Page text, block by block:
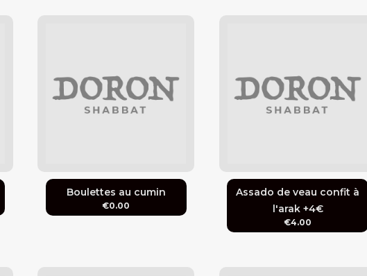
Boulettes au cumin
€0.00
Assado de veau confit à
l'arak +4€
€4.00